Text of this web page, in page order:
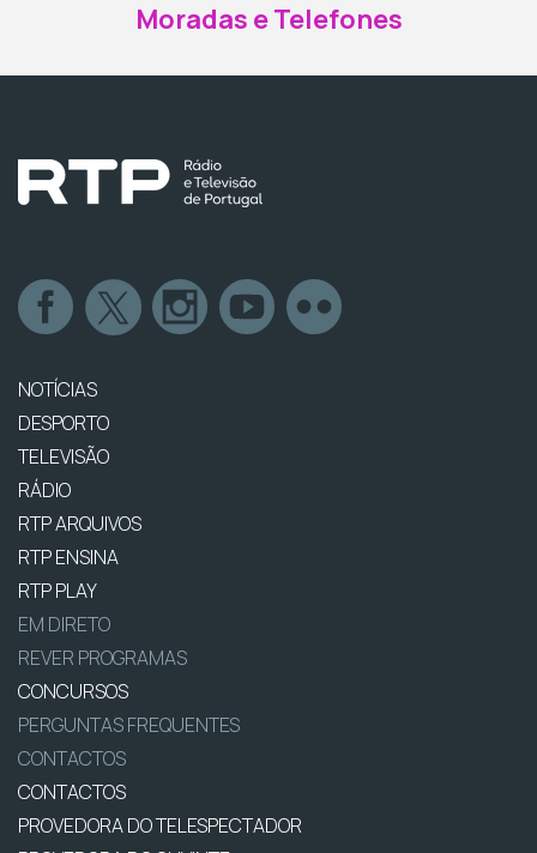
Moradas e Telefones
NOTÍCIAS
DESPORTO
TELEVISÃO
RÁDIO
RTP ARQUIVOS
RTP ENSINA
RTP PLAY
EM DIRETO
REVER PROGRAMAS
CONCURSOS
PERGUNTAS FREQUENTES
CONTACTOS
CONTACTOS
PROVEDORA DO TELESPECTADOR